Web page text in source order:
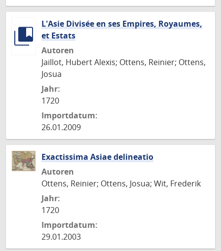
L'Asie Divisée en ses Empires, Royaumes,
et Estats
Autoren
Jaillot, Hubert Alexis; Ottens, Reinier; Ottens,
Josua
Jahr:
1720
Importdatum:
26.01.2009
Exactissima Asiae delineatio
Autoren
Ottens, Reinier; Ottens, Josua; Wit, Frederik
Jahr:
1720
Importdatum:
29.01.2003